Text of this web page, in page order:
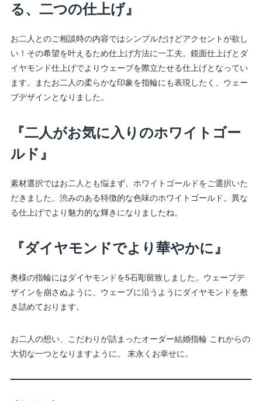
る、二つの仕上げ』
お二人とのご相談時の内容ではシンプルだけどアクセントが欲し
い！その希望を叶えるため仕上げ方法に一工夫。鏡面仕上げとダ
イヤモンド仕上げでよりウェーブを際立たせる仕上げとなってい
ます。またお二人の柔らかな印象を指輪にも表現したく、ウェー
ブデザインとなりました。
『二人がお気に入りのホワイトゴー
ルド』
素材選択ではお二人とも悩まず、ホワイトゴールドをご選択いた
だきました。渋みのある特徴的な色味のホワイトゴールド。異な
る仕上げでより魅力的な輝きになりましたね。
『ダイヤモンドでより華やかに』
奥様の指輪にはダイヤモンドを5石彫留致しました。ウェーブデ
ザインを崩さぬように、ウェーブに沿うようにダイヤモンドを敷
き詰めております。
お二人の想い、こだわりが詰まったオーダー結婚指輪 これからの
大切な一つとなりますように。 末永くお幸せに。